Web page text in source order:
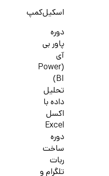
اسکیل‌کمپ
دوره
پاور بی
آی
(Power
BI)
تحلیل
داده با
اکسل
Excel
دوره
ساخت
ربات
تلگرام و